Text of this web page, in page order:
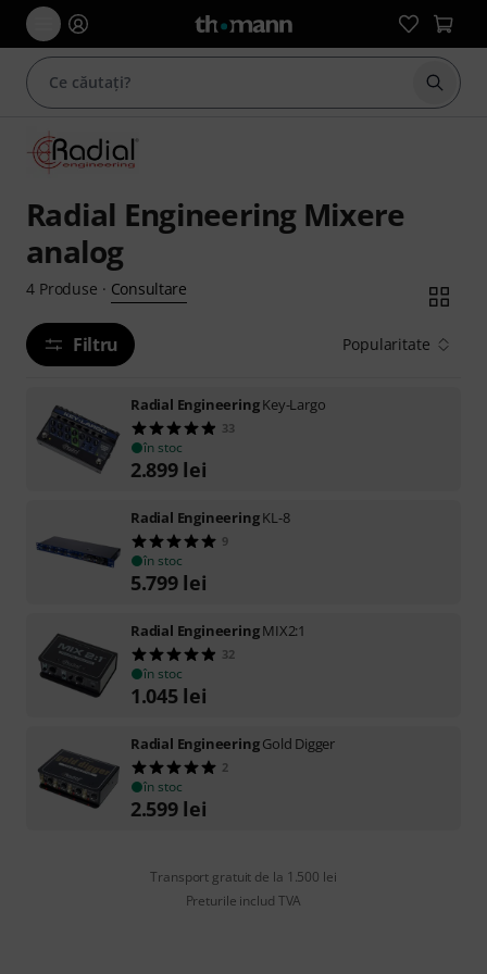
Radial Engineering Mixere
analog
4 Produse · Consultare
Filtru Popularitate
Radial EngineeringKey-Largo
33
în stoc
2.899 lei
Radial EngineeringKL-8
9
în stoc
5.799 lei
Radial EngineeringMIX2:1
32
în stoc
1.045 lei
Radial EngineeringGold Digger
2
în stoc
2.599 lei
Transport gratuit de la 1.500 lei
Preturile includ TVA